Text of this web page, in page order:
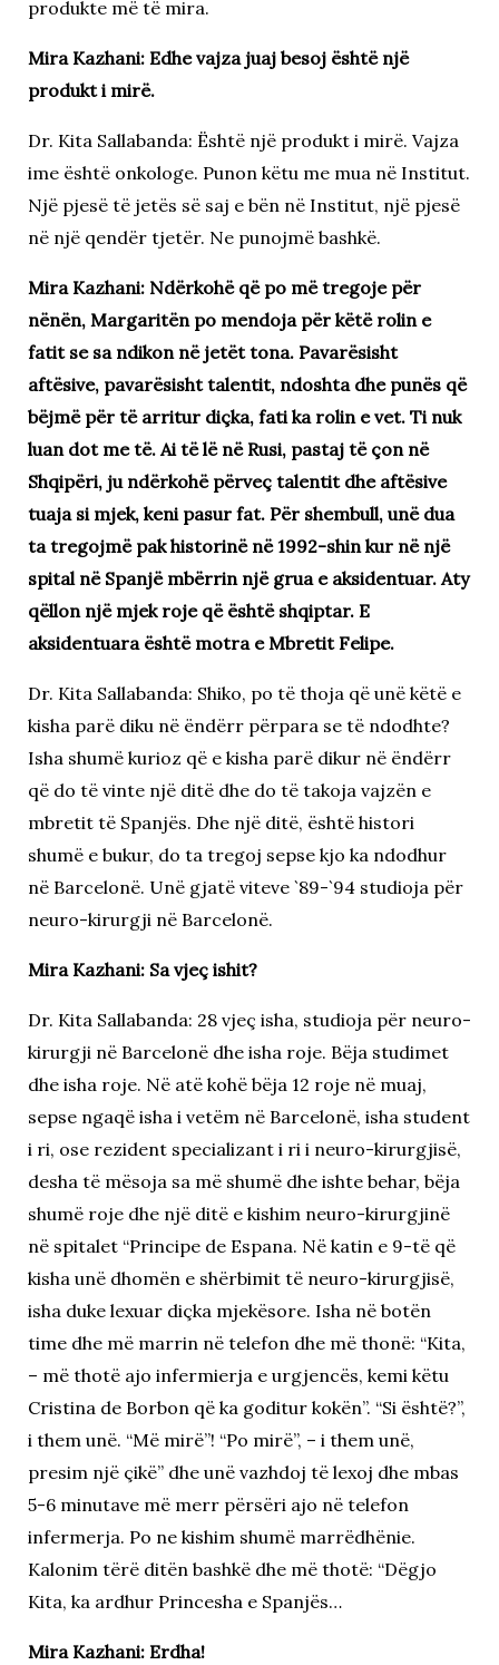
produkte më të mira.
Mira Kazhani: Edhe vajza juaj besoj është një
produkt i mirë.
Dr. Kita Sallabanda: Është një produkt i mirë. Vajza
ime është onkologe. Punon këtu me mua në Institut.
Një pjesë të jetës së saj e bën në Institut, një pjesë
në një qendër tjetër. Ne punojmë bashkë.
Mira Kazhani: Ndërkohë që po më tregoje për
nënën, Margaritën po mendoja për këtë rolin e
fatit se sa ndikon në jetët tona. Pavarësisht
aftësive, pavarësisht talentit, ndoshta dhe punës që
bëjmë për të arritur diçka, fati ka rolin e vet. Ti nuk
luan dot me të. Ai të lë në Rusi, pastaj të çon në
Shqipëri, ju ndërkohë përveç talentit dhe aftësive
tuaja si mjek, keni pasur fat. Për shembull, unë dua
ta tregojmë pak historinë në 1992-shin kur në një
spital në Spanjë mbërrin një grua e aksidentuar. Aty
qëllon një mjek roje që është shqiptar. E
aksidentuara është motra e Mbretit Felipe.
Dr. Kita Sallabanda: Shiko, po të thoja që unë këtë e
kisha parë diku në ëndërr përpara se të ndodhte?
Isha shumë kurioz që e kisha parë dikur në ëndërr
që do të vinte një ditë dhe do të takoja vajzën e
mbretit të Spanjës. Dhe një ditë, është histori
shumë e bukur, do ta tregoj sepse kjo ka ndodhur
në Barcelonë. Unë gjatë viteve `89-`94 studioja për
neuro-kirurgji në Barcelonë.
Mira Kazhani: Sa vjeç ishit?
Dr. Kita Sallabanda: 28 vjeç isha, studioja për neuro-
kirurgji në Barcelonë dhe isha roje. Bëja studimet
dhe isha roje. Në atë kohë bëja 12 roje në muaj,
sepse ngaqë isha i vetëm në Barcelonë, isha student
i ri, ose rezident specializant i ri i neuro-kirurgjisë,
desha të mësoja sa më shumë dhe ishte behar, bëja
shumë roje dhe një ditë e kishim neuro-kirurgjinë
në spitalet “Principe de Espana. Në katin e 9-të që
kisha unë dhomën e shërbimit të neuro-kirurgjisë,
isha duke lexuar diçka mjekësore. Isha në botën
time dhe më marrin në telefon dhe më thonë: “Kita,
– më thotë ajo infermierja e urgjencës, kemi këtu
Cristina de Borbon që ka goditur kokën”. “Si është?”,
i them unë. “Më mirë”! “Po mirë”, – i them unë,
presim një çikë” dhe unë vazhdoj të lexoj dhe mbas
5-6 minutave më merr përsëri ajo në telefon
infermerja. Po ne kishim shumë marrëdhënie.
Kalonim tërë ditën bashkë dhe më thotë: “Dëgjo
Kita, ka ardhur Princesha e Spanjës…
Mira Kazhani: Erdha!